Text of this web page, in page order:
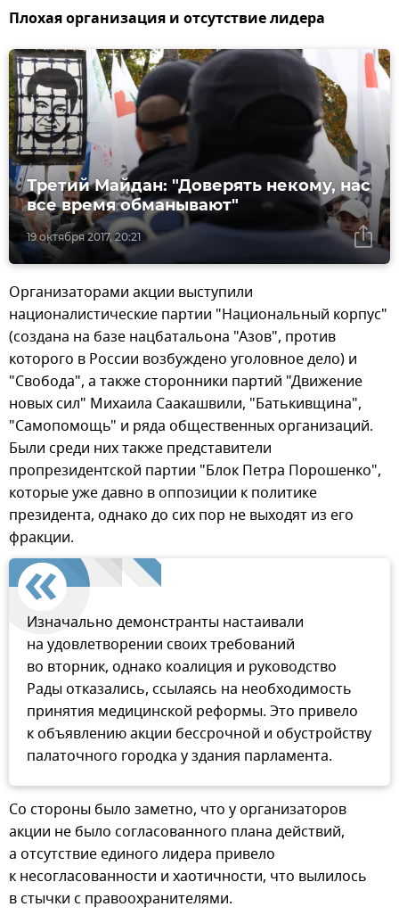
Плохая организация и отсутствие лидера
19 октября 2017, 20:21
Третий Майдан: "Доверять некому, нас
все время обманывают"
Организаторами акции выступили
националистические партии "Национальный корпус"
(создана на базе нацбатальона "Азов", против
которого в России возбуждено уголовное дело) и
"Свобода", а также сторонники партий "Движение
новых сил" Михаила Саакашвили, "Батькивщина",
"Самопомощь" и ряда общественных организаций.
Были среди них также представители
пропрезидентской партии "Блок Петра Порошенко",
которые уже давно в оппозиции к политике
президента, однако до сих пор не выходят из его
фракции.
Изначально демонстранты настаивали
на удовлетворении своих требований
во вторник, однако коалиция и руководство
Рады отказались, ссылаясь на необходимость
принятия медицинской реформы. Это привело
к объявлению акции бессрочной и обустройству
палаточного городка у здания парламента.
Со стороны было заметно, что у организаторов
акции не было согласованного плана действий,
а отсутствие единого лидера привело
к несогласованности и хаотичности, что вылилось
в стычки с правоохранителями.